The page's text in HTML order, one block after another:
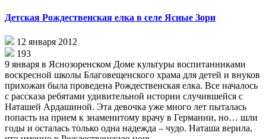
Детская Рождественская елка в селе Ясные Зори
12 января 2012
193
9 января в Яснозоренском Доме культуры воспитанниками
воскресной школы Благовещенского храма для детей и внуков
прихожан была проведена Рождественская елка. Все началось
с рассказа ребятами удивительной истории случившейся с
Наташей Ардашиной. Эта девочка уже много лет пыталась
попасть на прием к знаменитому врачу в Германии, но… шли
годы и осталась только одна надежда – чудо. Наташа верила,